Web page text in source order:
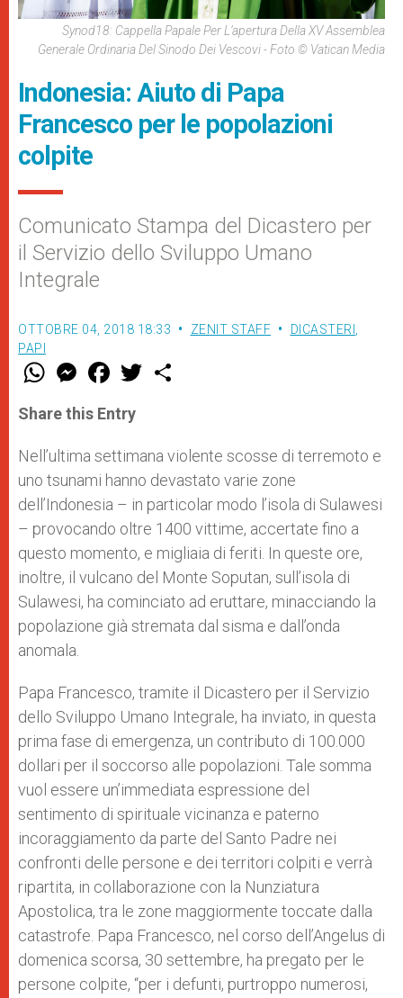
Synod18: Cappella Papale Per L’apertura Della XV Assemblea
Generale Ordinaria Del Sinodo Dei Vescovi - Foto © Vatican Media
Indonesia: Aiuto di Papa
Francesco per le popolazioni
colpite
Comunicato Stampa del Dicastero per
il Servizio dello Sviluppo Umano
Integrale
OTTOBRE 04, 2018 18:33 ZENIT STAFF DICASTERI
PAPI
W
t
s
p
p
M
e
s
e
g
e
r
F
a
e
b
o
k
w
r
Share this Entry
Nell’ultima settimana violente scosse di terremoto e
uno tsunami hanno devastato varie zone
dell’Indonesia – in particolar modo l’isola di Sulawesi
– provocando oltre 1400 vittime, accertate fino a
questo momento, e migliaia di feriti. In queste ore,
inoltre, il vulcano del Monte Soputan, sull’isola di
Sulawesi, ha cominciato ad eruttare, minacciando la
popolazione già stremata dal sisma e dall’onda
anomala.
Papa Francesco, tramite il Dicastero per il Servizio
dello Sviluppo Umano Integrale, ha inviato, in questa
prima fase di emergenza, un contributo di 100.000
dollari per il soccorso alle popolazioni. Tale somma
vuol essere un’immediata espressione del
sentimento di spirituale vicinanza e paterno
incoraggiamento da parte del Santo Padre nei
confronti delle persone e dei territori colpiti e verrà
ripartita, in collaborazione con la Nunziatura
Apostolica, tra le zone maggiormente toccate dalla
catastrofe. Papa Francesco, nel corso dell’Angelus di
domenica scorsa, 30 settembre, ha pregato per le
persone colpite, “per i defunti, purtroppo numerosi,